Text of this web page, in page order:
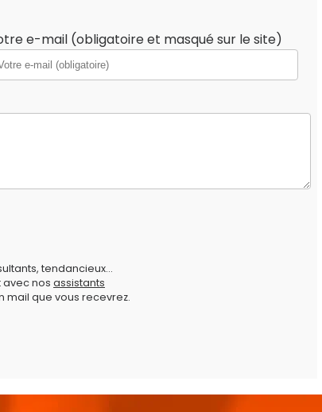
e-mail (obligatoire et masqué sur le site)
tendancieux...
avec nos assistants
mail que vous recevrez.